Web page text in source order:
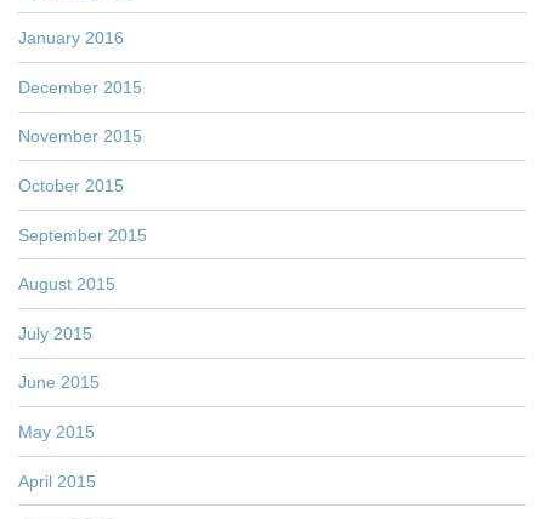
January 2016
December 2015
November 2015
October 2015
September 2015
August 2015
July 2015
June 2015
May 2015
April 2015